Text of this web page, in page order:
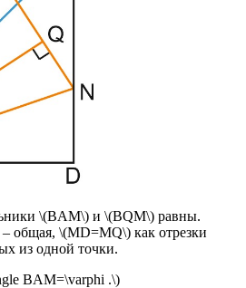
\(BAM\) и \(BQM\) равны.
общая, \(MD=MQ\) как отрезки
из одной точки.
BAM=\varphi .\)